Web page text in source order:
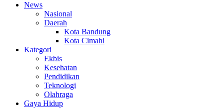
News
Nasional
Daerah
Kota Bandung
Kota Cimahi
Kategori
Ekbis
Kesehatan
Pendidikan
Teknologi
Olahraga
Gaya Hidup